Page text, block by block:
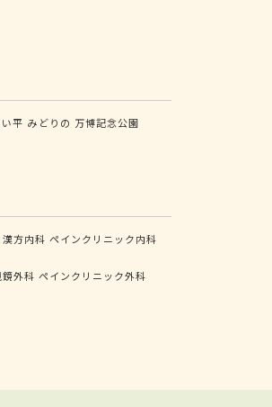
平 みどりの 万博記念公園
漢方内科 ペインクリニック内科
外科 ペインクリニック外科